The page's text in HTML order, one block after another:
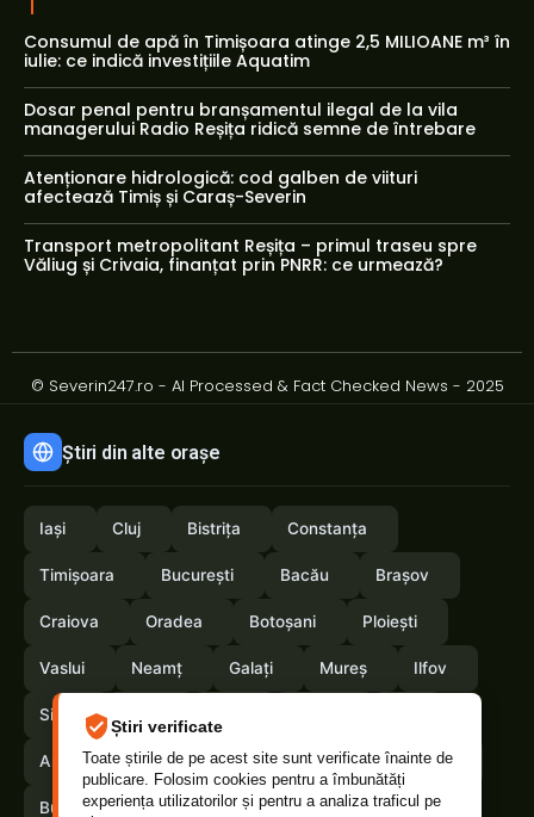
Știri verificate
Toate știrile de pe acest site sunt verificate înainte de
publicare. Folosim cookies pentru a îmbunătăți
experiența utilizatorilor și pentru a analiza traficul pe
Consumul de apă în Timișoara atinge 2,5 MILIOANE m³ în
iulie: ce indică investițiile Aquatim
Dosar penal pentru branșamentul ilegal de la vila
managerului Radio Reșița ridică semne de întrebare
Atenționare hidrologică: cod galben de viituri
afectează Timiș și Caraș-Severin
Transport metropolitant Reșița – primul traseu spre
Văliug și Crivaia, finanțat prin PNRR: ce urmează?
© Severin247.ro - AI Processed & Fact Checked News - 2025
Știri din alte orașe
Iași Cluj Bistrița Constanța
Timișoara București Bacău Brașov
Craiova Oradea Botoșani Ploiești
Vaslui Neamț Galați Mureș Ilfov
Sibiu
Arges Maramures Vrancea Satumare
Buzau Braila Calarasi Suceava